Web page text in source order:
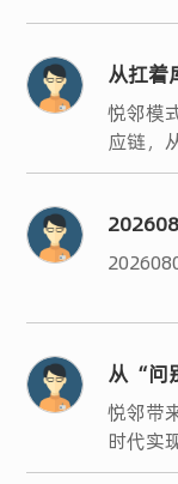
从扛着
统选对
悦邻模
应链，
从“问
区零售
悦邻带
时代实